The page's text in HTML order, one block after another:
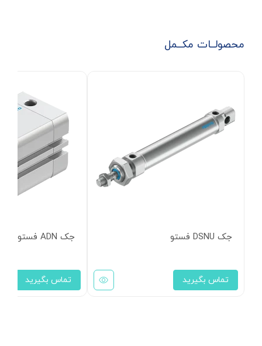
محصولــات مکــمل
جک DSNU فستو
تماس بگیرید
جک ADN فستو
تماس بگیرید